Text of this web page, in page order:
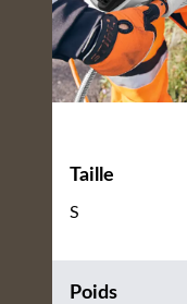
Taille
S
Poids